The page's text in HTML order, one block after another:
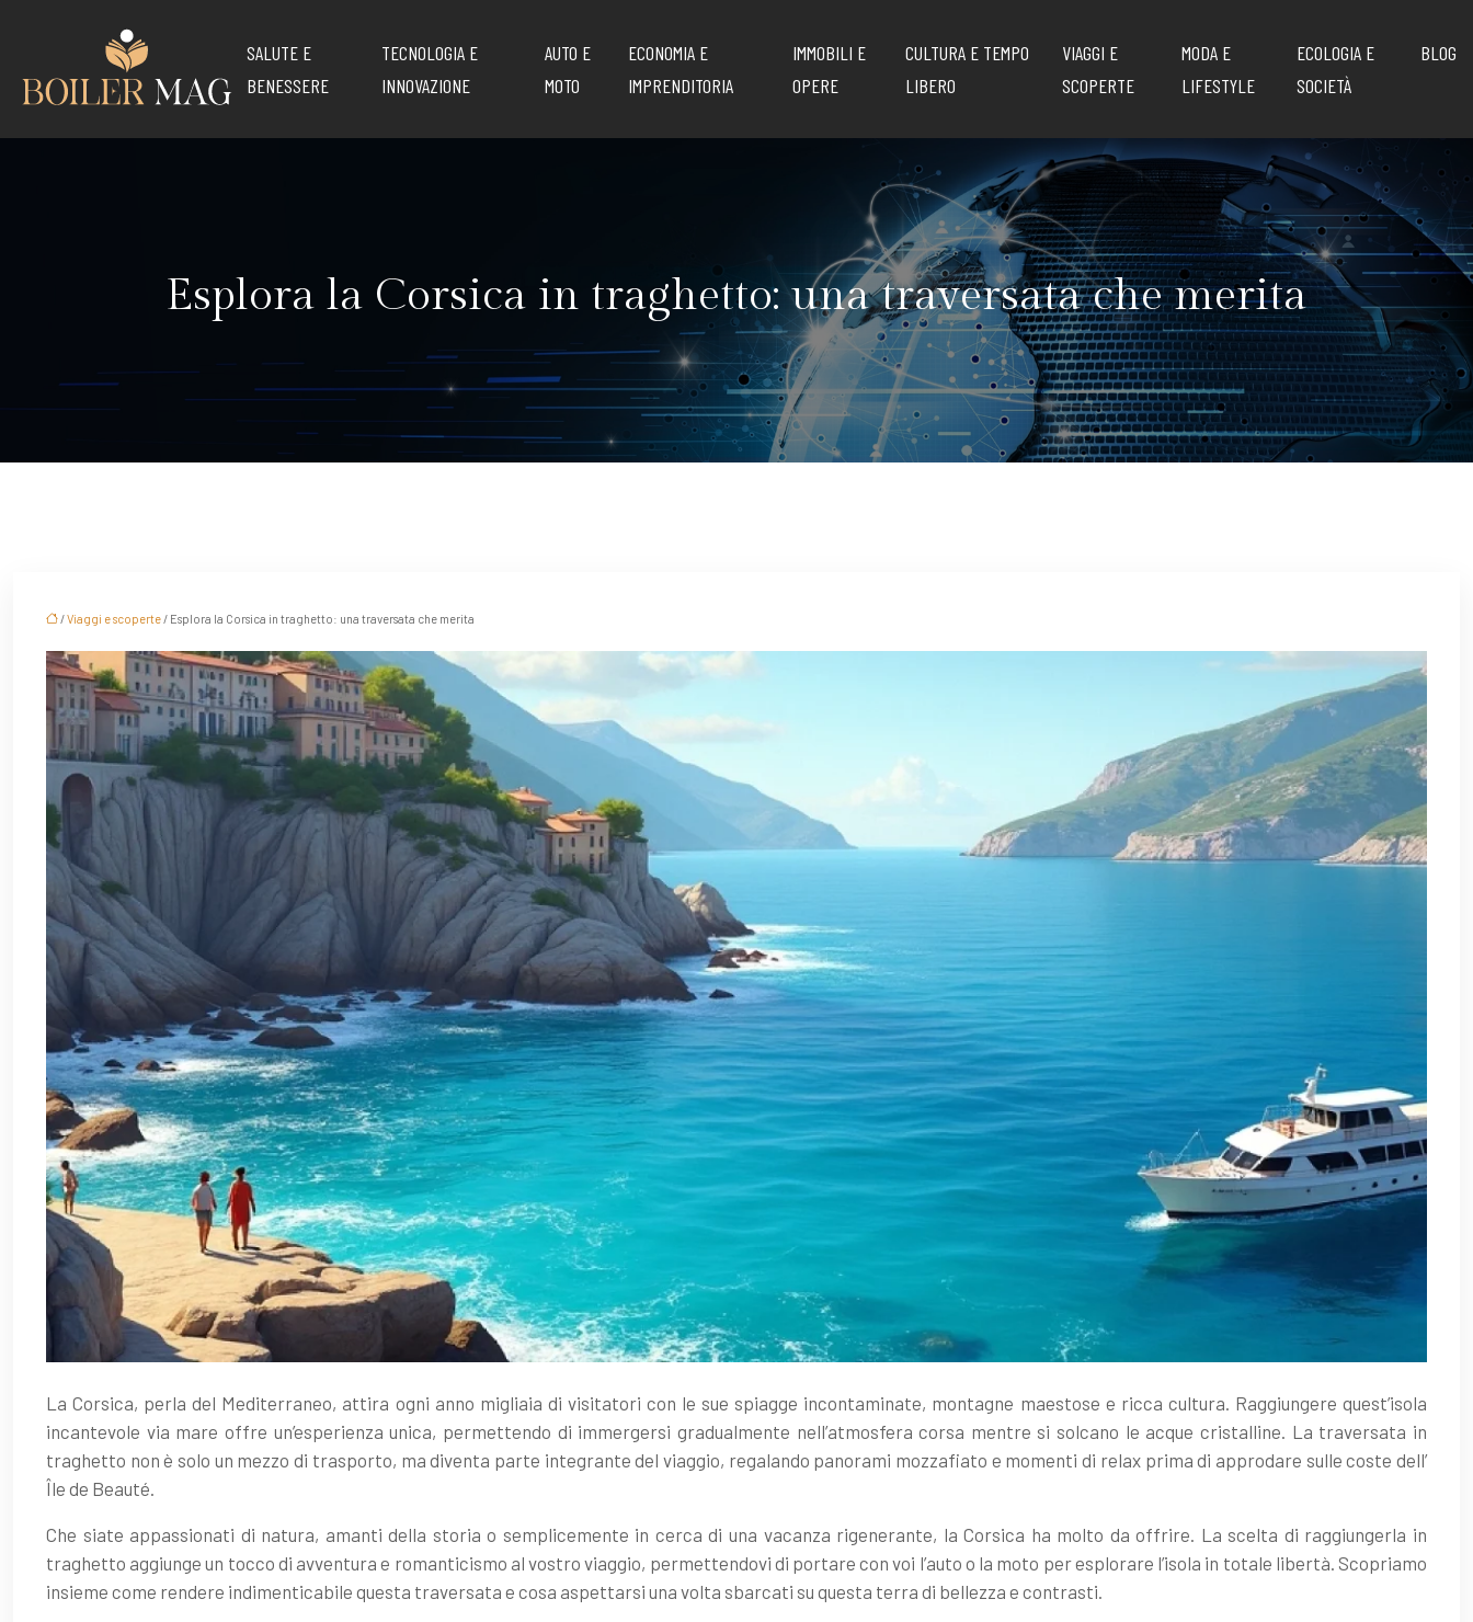
SALUTE E
BENESSERE
TECNOLOGIA E
INNOVAZIONE
AUTO E
MOTO
ECONOMIA E
IMPRENDITORIA
IMMOBILI E
OPERE
CULTURA E TEMPO
LIBERO
VIAGGI E
SCOPERTE
MODA E
LIFESTYLE
ECOLOGIA E
SOCIETÀ
BLOG
Esplora la Corsica in traghetto: una traversata che merita
/Viaggi e scoperte/ Esplora la Corsica in traghetto: una traversata che merita
La Corsica, perla del Mediterraneo, attira ogni anno migliaia di visitatori con le sue spiagge incontaminate, montagne maestose e ricca cultura. Raggiungere quest’isola
incantevole via mare offre un’esperienza unica, permettendo di immergersi gradualmente nell’atmosfera corsa mentre si solcano le acque cristalline. La traversata in
traghetto non è solo un mezzo di trasporto, ma diventa parte integrante del viaggio, regalando panorami mozzafiato e momenti di relax prima di approdare sulle coste dell’
Île de Beauté.
Che siate appassionati di natura, amanti della storia o semplicemente in cerca di una vacanza rigenerante, la Corsica ha molto da offrire. La scelta di raggiungerla in
traghetto aggiunge un tocco di avventura e romanticismo al vostro viaggio, permettendovi di portare con voi l’auto o la moto per esplorare l’isola in totale libertà. Scopriamo
insieme come rendere indimenticabile questa traversata e cosa aspettarsi una volta sbarcati su questa terra di bellezza e contrasti.